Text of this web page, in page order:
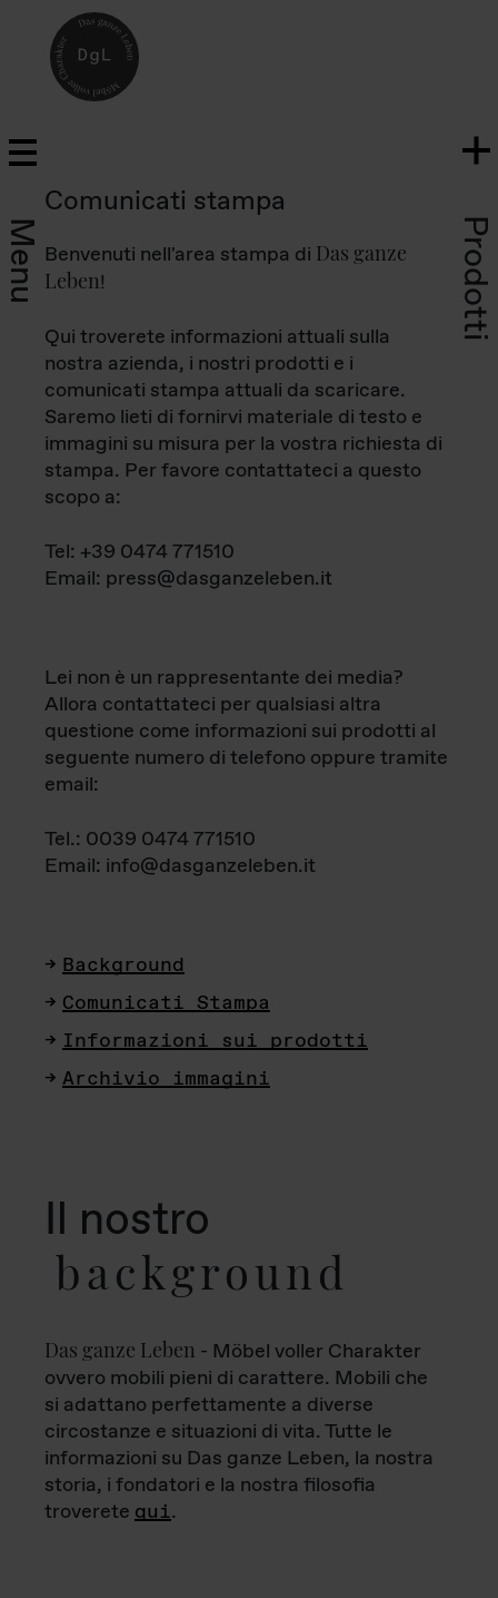
Menu Prodotti
Comunicati stampa
Benvenuti nell'area stampa di Das ganze
Leben!
Qui troverete informazioni attuali sulla
nostra azienda, i nostri prodotti e i
comunicati stampa attuali da scaricare.
Saremo lieti di fornirvi materiale di testo e
immagini su misura per la vostra richiesta di
stampa. Per favore contattateci a questo
scopo a:
Tel: +39 0474 771510
Email: press@dasganzeleben.it
Lei non è un rappresentante dei media?
Allora contattateci per qualsiasi altra
questione come informazioni sui prodotti al
seguente numero di telefono oppure tramite
email:
Tel.: 0039 0474 771510
Email: info@dasganzeleben.it
Background
Comunicati Stampa
Informazioni sui prodotti
Archivio immagini
Il nostro
background
Das ganze Leben - Möbel voller Charakter
ovvero mobili pieni di carattere. Mobili che
si adattano perfettamente a diverse
circostanze e situazioni di vita. Tutte le
informazioni su Das ganze Leben, la nostra
storia, i fondatori e la nostra filosofia
troverete qui.